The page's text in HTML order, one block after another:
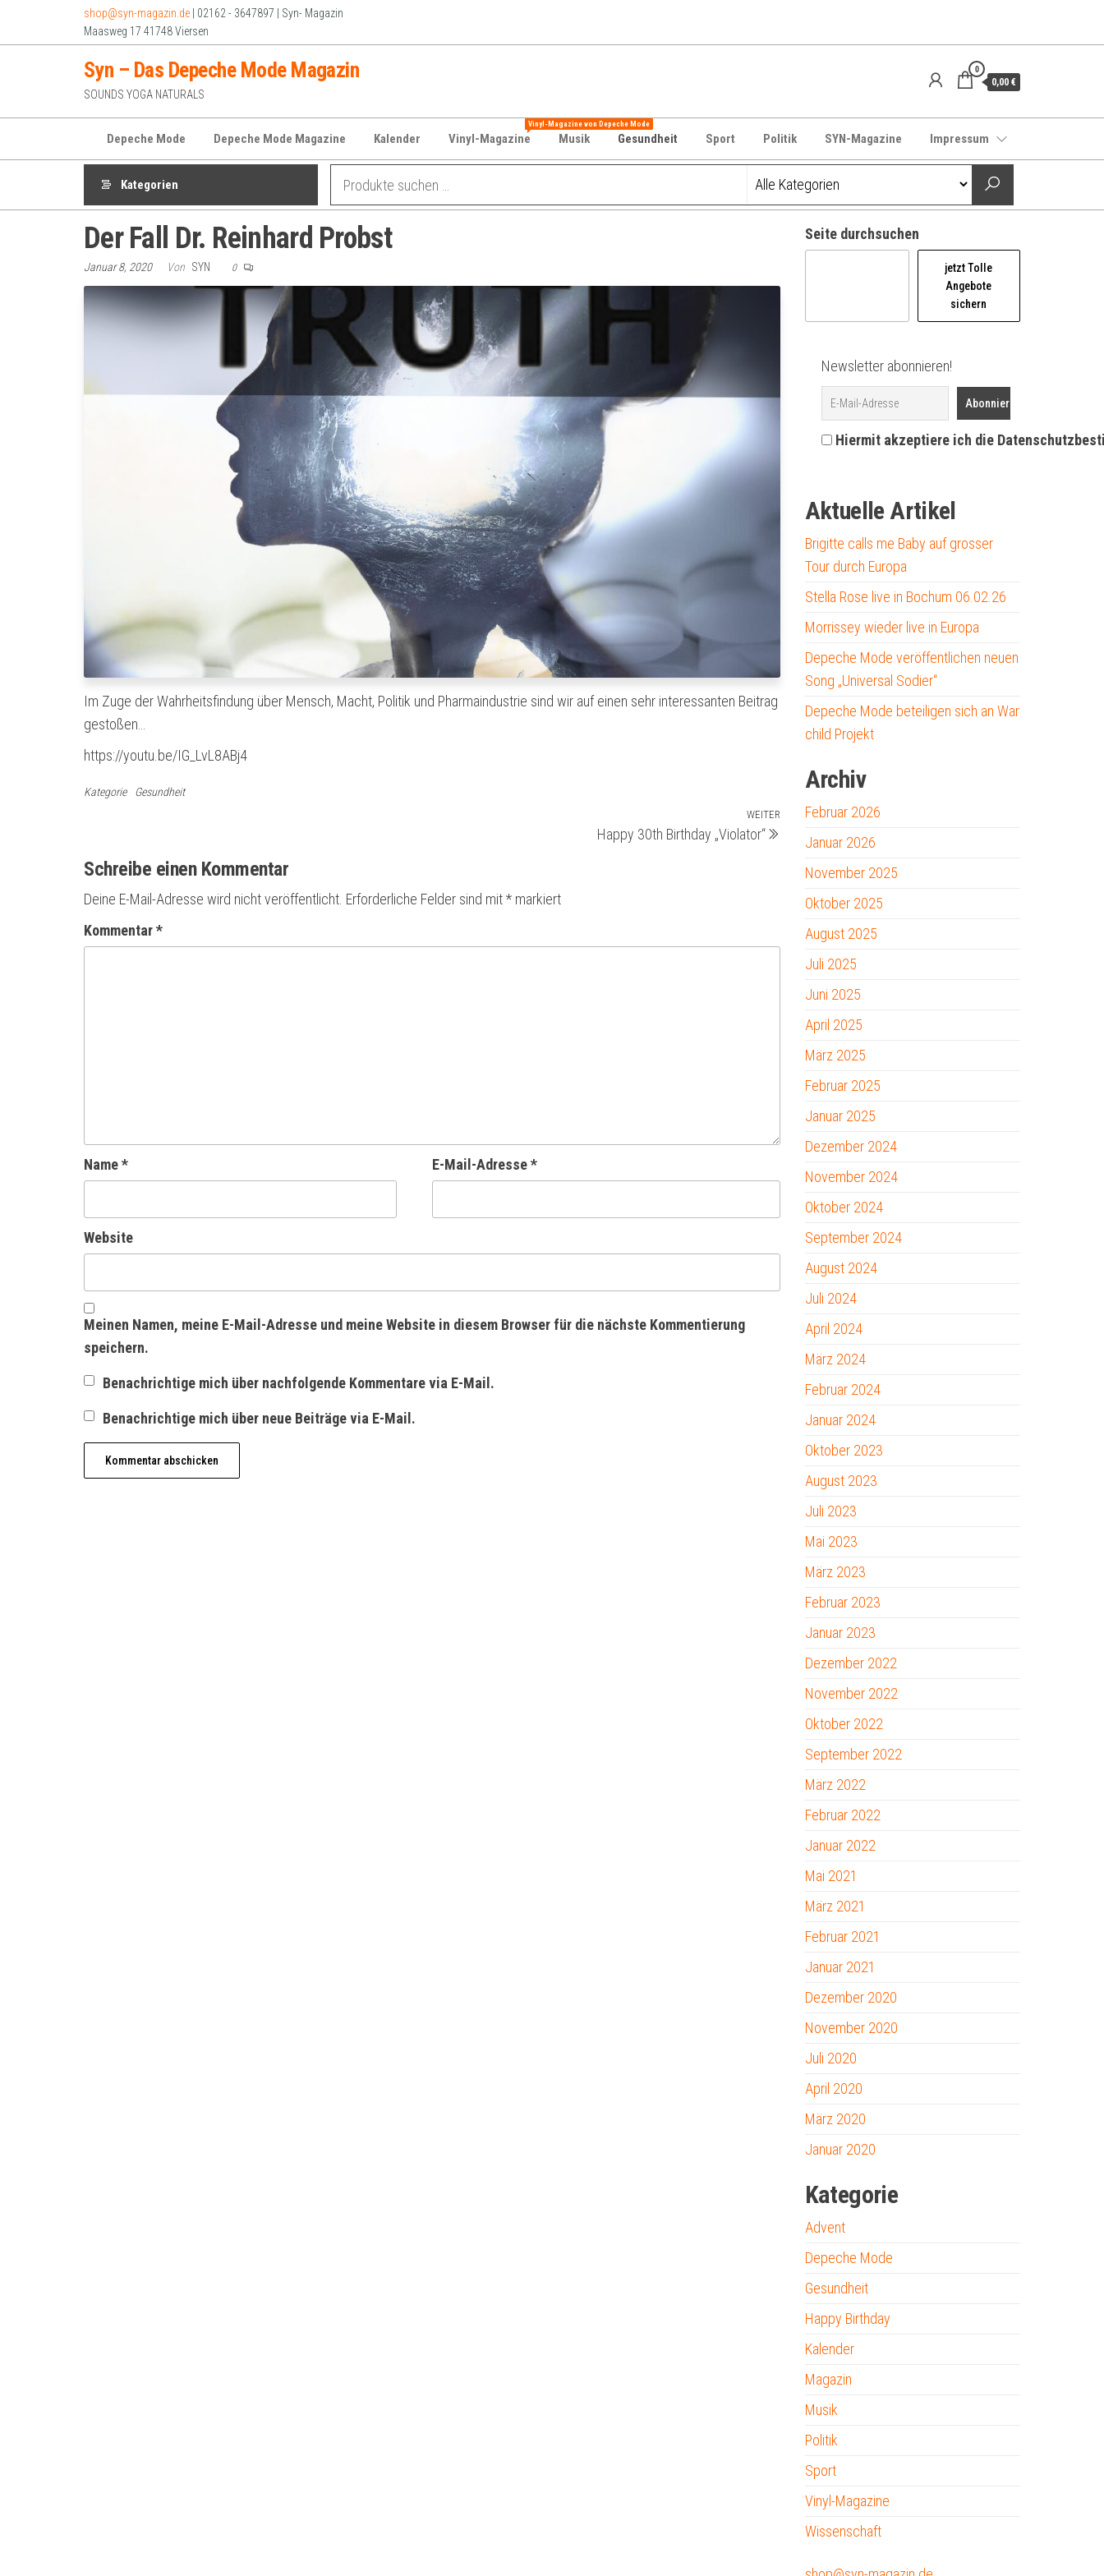
shop@syn-magazin.de | 02162 - 3647897 | Syn- Magazin
Maasweg 17 41748 Viersen
Syn – Das Depeche Mode Magazin
SOUNDS YOGA NATURALS
0
0,00 €
Depeche Mode Depeche Mode Magazine Kalender Vinyl-Magazine
Vinyl-Magazine von Depeche Mode
Musik Gesundheit Sport Politik SYN-Magazine Impressum
Kategorien
Der Fall Dr. Reinhard Probst
Januar 8, 2020 Von SYN 0
Im Zuge der Wahrheitsfindung über Mensch, Macht, Politik und Pharmaindustrie sind wir auf einen sehr interessanten Beitrag
gestoßen…
https://youtu.be/IG_LvL8ABj4
Kategorie Gesundheit
Nächster
Beitrag
WEITER
Happy 30th Birthday „Violator“
Schreibe einen Kommentar
Deine E-Mail-Adresse wird nicht veröffentlicht. Erforderliche Felder sind mit* markiert
Kommentar*
Name* E-Mail-Adresse*
Website
Meinen Namen, meine E-Mail-Adresse und meine Website in diesem Browser für die nächste Kommentierung
speichern.
Benachrichtige mich über nachfolgende Kommentare via E-Mail.
Benachrichtige mich über neue Beiträge via E-Mail.
Seite durchsuchen
jetzt Tolle
Angebote
sichern
Newsletter abonnieren!
Hiermit akzeptiere ich die
Aktuelle Artikel
Brigitte calls me Baby auf grosser
Tour durch Europa
Stella Rose live in Bochum 06.02.26
Morrissey wieder live in Europa
Depeche Mode veröffentlichen neuen
Song „Universal Sodier“
Depeche Mode beteiligen sich an War
child Projekt
Archiv
Februar 2026
Januar 2026
November 2025
Oktober 2025
August 2025
Juli 2025
Juni 2025
April 2025
März 2025
Februar 2025
Januar 2025
Dezember 2024
November 2024
Oktober 2024
September 2024
August 2024
Juli 2024
April 2024
März 2024
Februar 2024
Januar 2024
Oktober 2023
August 2023
Juli 2023
Mai 2023
März 2023
Februar 2023
Januar 2023
Dezember 2022
November 2022
Oktober 2022
September 2022
März 2022
Februar 2022
Januar 2022
Mai 2021
März 2021
Februar 2021
Januar 2021
Dezember 2020
November 2020
Juli 2020
April 2020
März 2020
Januar 2020
Kategorie
Advent
Depeche Mode
Gesundheit
Happy Birthday
Kalender
Magazin
Musik
Politik
Sport
Vinyl-Magazine
Wissenschaft